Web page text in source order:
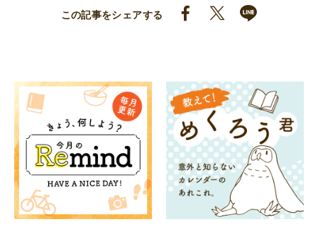
この記事をシェアする